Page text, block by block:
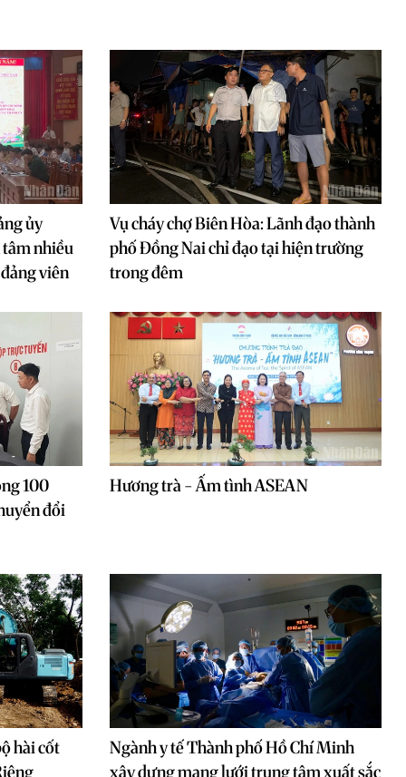
ủy
tâm nhiều
viên
Vụ cháy chợ Biên Hòa: Lãnh đạo thành
phố Đồng Nai chỉ đạo tại hiện trường
trong đêm
100
đổi
Hương trà - Ấm tình ASEAN
hài cốt
Ngành y tế Thành phố Hồ Chí Minh
xây dựng mạng lưới trung tâm xuất sắc